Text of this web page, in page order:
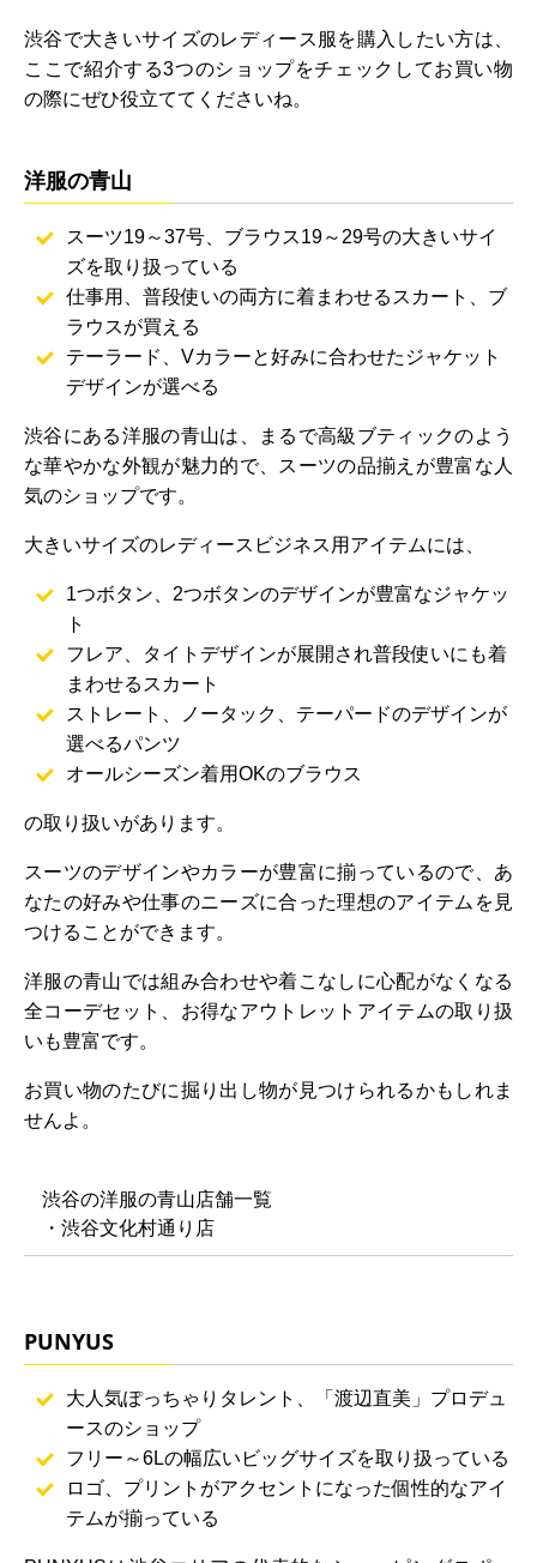
渋谷で大きいサイズのレディース服を購入したい方は、
ここで紹介する3つのショップをチェックしてお買い物
の際にぜひ役立ててくださいね。
洋服の青山
スーツ19～37号、ブラウス19～29号の大きいサイ
ズを取り扱っている
仕事用、普段使いの両方に着まわせるスカート、ブ
ラウスが買える
テーラード、Vカラーと好みに合わせたジャケット
デザインが選べる
渋谷にある洋服の青山は、まるで高級ブティックのよう
な華やかな外観が魅力的で、スーツの品揃えが豊富な人
気のショップです。
大きいサイズのレディースビジネス用アイテムには、
1つボタン、2つボタンのデザインが豊富なジャケッ
ト
フレア、タイトデザインが展開され普段使いにも着
まわせるスカート
ストレート、ノータック、テーパードのデザインが
選べるパンツ
オールシーズン着用OKのブラウス
の取り扱いがあります。
スーツのデザインやカラーが豊富に揃っているので、あ
なたの好みや仕事のニーズに合った理想のアイテムを見
つけることができます。
洋服の青山では組み合わせや着こなしに心配がなくなる
全コーデセット、お得なアウトレットアイテムの取り扱
いも豊富です。
お買い物のたびに掘り出し物が見つけられるかもしれま
せんよ。
渋谷の洋服の青山店舗一覧
・渋谷文化村通り店
PUNYUS
大人気ぽっちゃりタレント、「渡辺直美」プロデュ
ースのショップ
フリー～6Lの幅広いビッグサイズを取り扱っている
ロゴ、プリントがアクセントになった個性的なアイ
テムが揃っている